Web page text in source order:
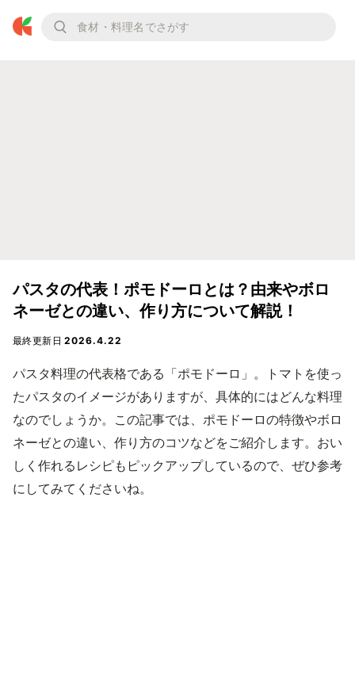
パスタの代表！ポモドーロとは？由来やボロ
ネーゼとの違い、作り方について解説！
最終更新日2026.4.22
パスタ料理の代表格である「ポモドーロ」。トマトを使っ
たパスタのイメージがありますが、具体的にはどんな料理
なのでしょうか。この記事では、ポモドーロの特徴やボロ
ネーゼとの違い、作り方のコツなどをご紹介します。おい
しく作れるレシピもピックアップしているので、ぜひ参考
にしてみてくださいね。